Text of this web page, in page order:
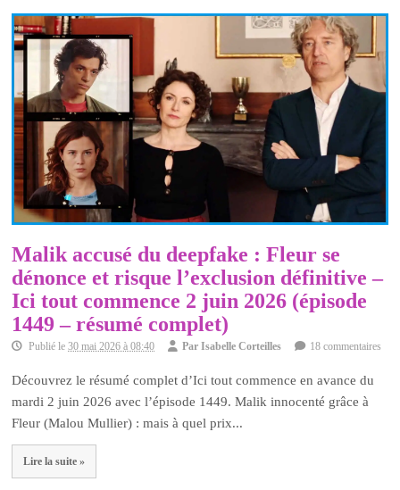
Malik accusé du deepfake : Fleur se
dénonce et risque l’exclusion définitive –
Ici tout commence 2 juin 2026 (épisode
1449 – résumé complet)
Publié le30 mai 2026 à 08:40 ParIsabelle Corteilles 18 commentaires
Découvrez le résumé complet d’Ici tout commence en avance du
mardi 2 juin 2026 avec l’épisode 1449. Malik innocenté grâce à
Fleur (Malou Mullier) : mais à quel prix...
Lire la suite »